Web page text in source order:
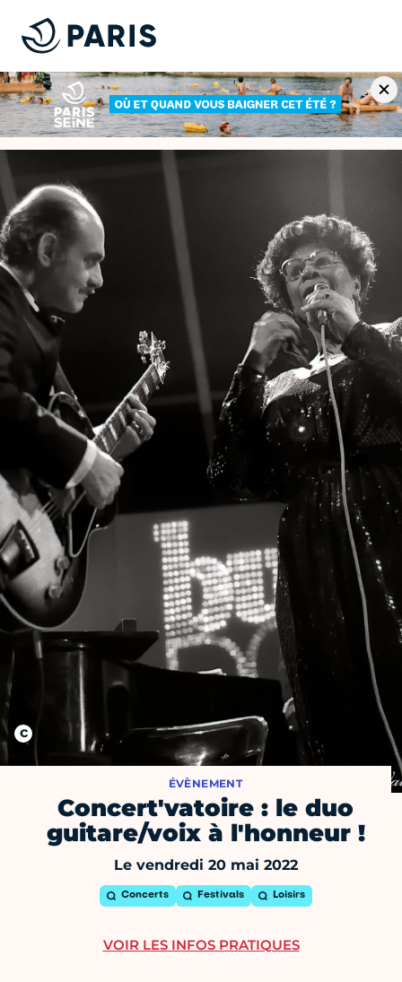
ÉVÈNEMENT
Concert'vatoire : le duo
guitare/voix à l'honneur !
Le vendredi 20 mai 2022
Concerts Festivals Loisirs
VOIR LES INFOS PRATIQUES